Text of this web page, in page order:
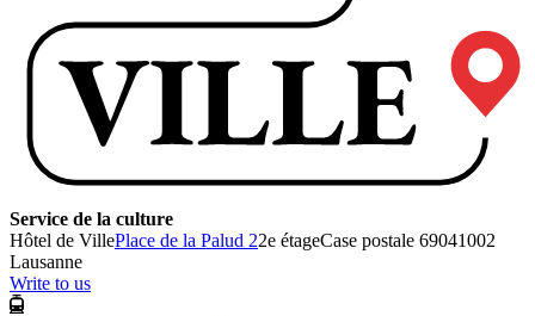
Service de la culture
Hôtel de VillePlace de la Palud 22e étageCase postale 69041002
Lausanne
Write to us